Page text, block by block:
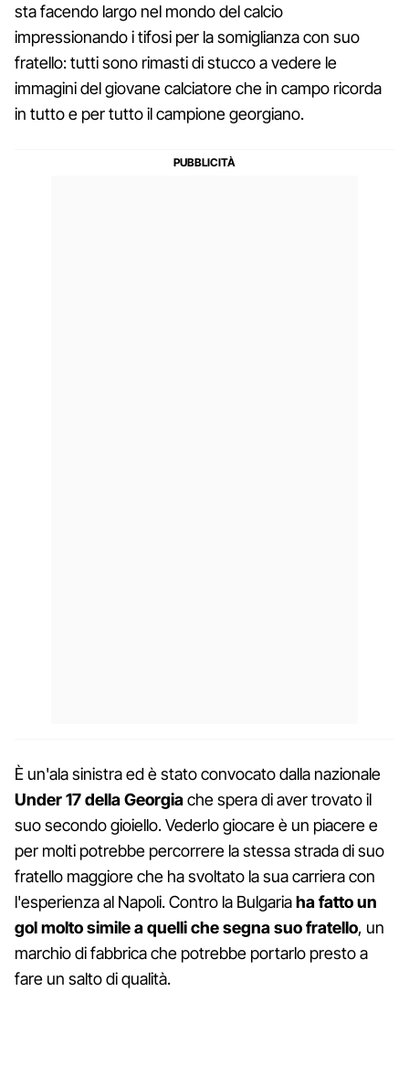
sta facendo largo nel mondo del calcio
impressionando i tifosi per la somiglianza con suo
fratello: tutti sono rimasti di stucco a vedere le
immagini del giovane calciatore che in campo ricorda
in tutto e per tutto il campione georgiano.
È un'ala sinistra ed è stato convocato dalla nazionale
Under 17 della Georgiache spera di aver trovato il
suo secondo gioiello. Vederlo giocare è un piacere e
per molti potrebbe percorrere la stessa strada di suo
fratello maggiore che ha svoltato la sua carriera con
l'esperienza al Napoli. Contro la Bulgariaha fatto un
gol molto simile a quelli che segna suo fratello, un
marchio di fabbrica che potrebbe portarlo presto a
fare un salto di qualità.